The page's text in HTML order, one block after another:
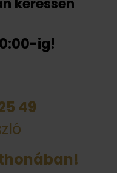
keressen
ig!
49